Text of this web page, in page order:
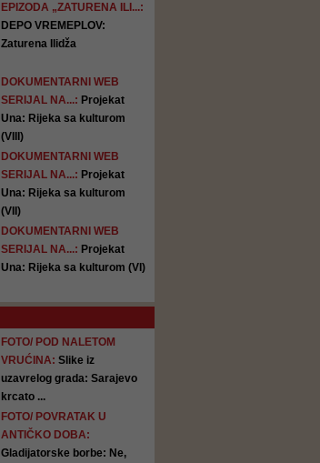
EPIZODA „ZATURENA ILI...:
DEPO VREMEPLOV:
Zaturena Ilidža
DOKUMENTARNI WEB
SERIJAL NA...: Projekat
Una: Rijeka sa kulturom
(VIII)
DOKUMENTARNI WEB
SERIJAL NA...: Projekat
Una: Rijeka sa kulturom
(VII)
DOKUMENTARNI WEB
SERIJAL NA...: Projekat
Una: Rijeka sa kulturom (VI)
FOTO/ POD NALETOM
VRUĆINA: Slike iz
uzavrelog grada: Sarajevo
krcato ...
FOTO/ POVRATAK U
ANTIČKO DOBA:
Gladijatorske borbe: Ne,